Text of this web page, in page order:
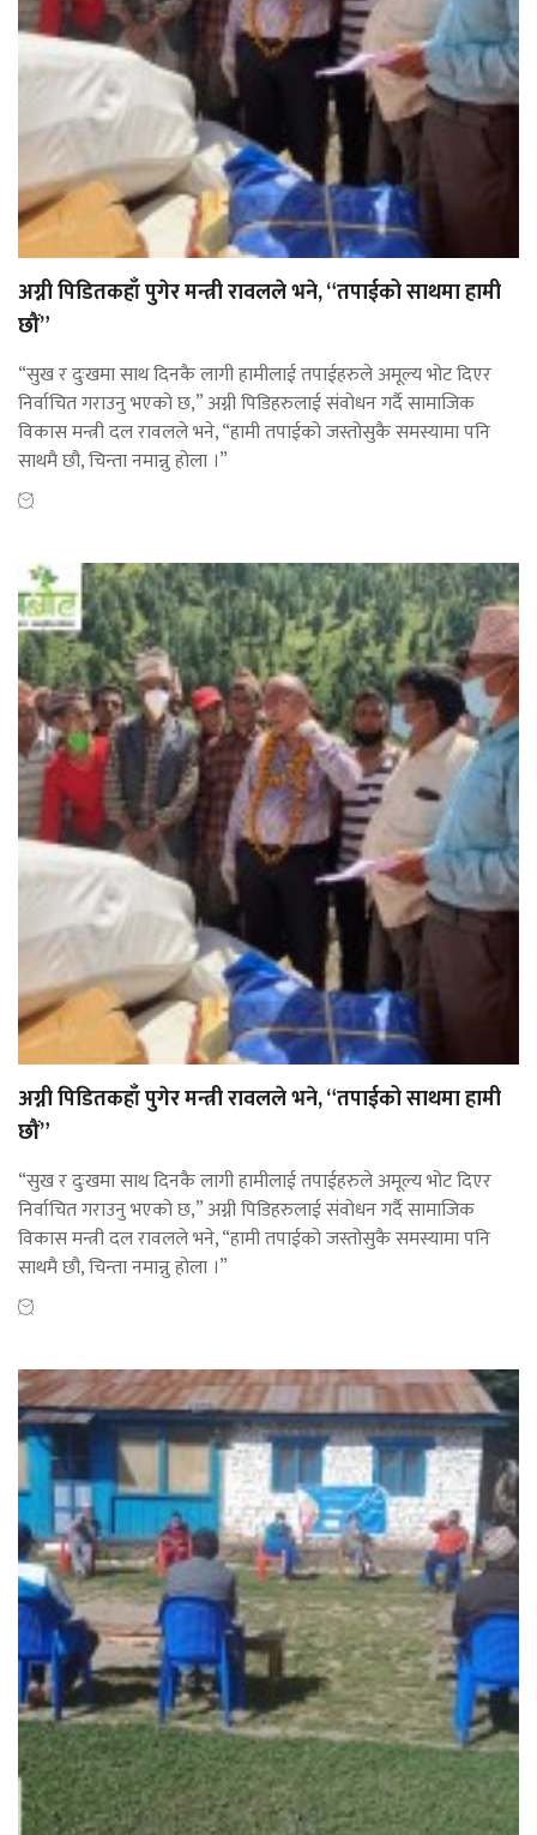
अग्नी पिडितकहाँ पुगेर मन्त्री रावलले भने, “तपाईको साथमा हामी
छौं”
“सुख र दुःखमा साथ दिनकै लागी हामीलाई तपाईहरुले अमूल्य भोट दिएर
निर्वाचित गराउनु भएको छ,” अग्नी पिडिहरुलाई संवोधन गर्दै सामाजिक
विकास मन्त्री दल रावलले भने, “हामी तपाईको जस्तोसुकै समस्यामा पनि
साथमै छौ, चिन्ता नमान्नु होला ।”
अग्नी पिडितकहाँ पुगेर मन्त्री रावलले भने, “तपाईको साथमा हामी
छौं”
“सुख र दुःखमा साथ दिनकै लागी हामीलाई तपाईहरुले अमूल्य भोट दिएर
निर्वाचित गराउनु भएको छ,” अग्नी पिडिहरुलाई संवोधन गर्दै सामाजिक
विकास मन्त्री दल रावलले भने, “हामी तपाईको जस्तोसुकै समस्यामा पनि
साथमै छौ, चिन्ता नमान्नु होला ।”